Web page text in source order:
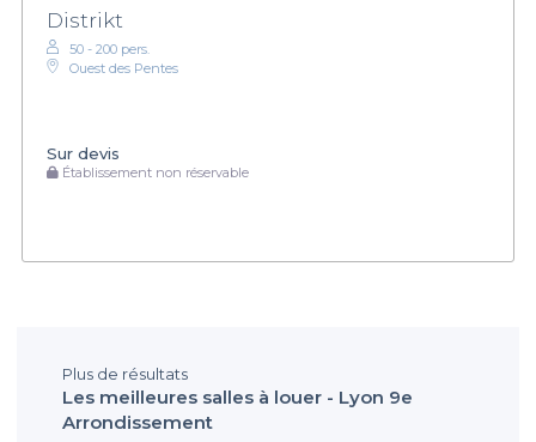
Distrikt
50 - 200 pers.
Ouest des Pentes
Sur devis
Établissement non réservable
Plus de résultats
Les meilleures salles à louer - Lyon 9e
Arrondissement